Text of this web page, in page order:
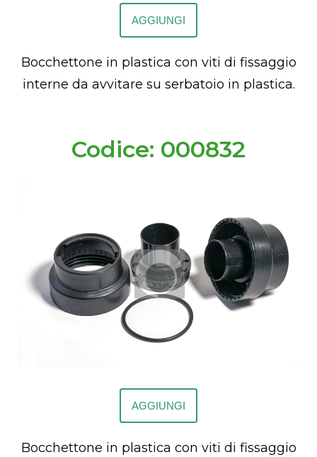
AGGIUNGI
Bocchettone in plastica con viti di fissaggio
interne da avvitare su serbatoio in plastica.
Codice: 000832
AGGIUNGI
Bocchettone in plastica con viti di fissaggio